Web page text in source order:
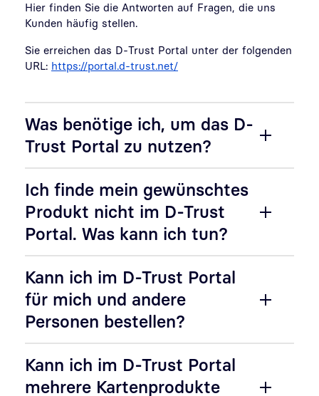
Hier finden Sie die Antworten auf Fragen, die uns
Kunden häufig stellen.
Sie erreichen das D-Trust Portal unter der folgenden
URL: https://portal.d-trust.net/
Was benötige ich, um das D-
Trust Portal zu nutzen?
Ich finde mein gewünschtes
Produkt nicht im D-Trust
Portal. Was kann ich tun?
Kann ich im D-Trust Portal
für mich und andere
Personen bestellen?
Kann ich im D-Trust Portal
mehrere Kartenprodukte